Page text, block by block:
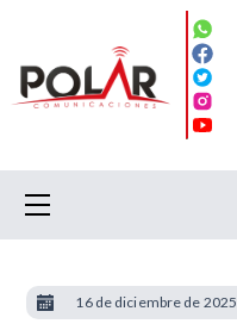
16 de diciembre de 2025